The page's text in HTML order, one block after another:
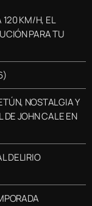
120 KM/H, EL
PARA TU
NOSTALGIA Y
DE JOHN CALE EN
DELIRIO